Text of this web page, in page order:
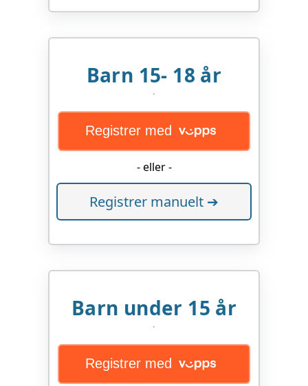
Barn 15- 18 år
Registrer med
- eller -
Registrer manuelt ➔
Barn under 15 år
Registrer med